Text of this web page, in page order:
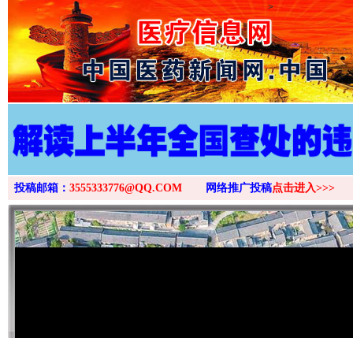
>
投稿邮箱： 3555333776@QQ.COM 网络推广投稿点击进入>>>